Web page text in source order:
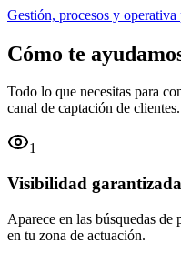
Gestión, procesos y
Cómo te
Todo lo que necesitas para
canal de captación de clientes.
1
Visibilidad garantizada
Aparece en las búsquedas de
en tu zona de actuación.